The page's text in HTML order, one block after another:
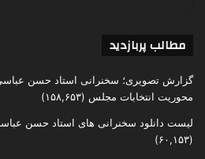
مطالب پربازدید
گزارش تصویری؛ سخنرانی استاد حسن
محوریت انتخابات مجلس (۱۵۸,۶۵۳)
لیست دانلود سخنرانی های استاد حسن عباسی &#۸۲۱۱;
(۶۰,۱۵۳)